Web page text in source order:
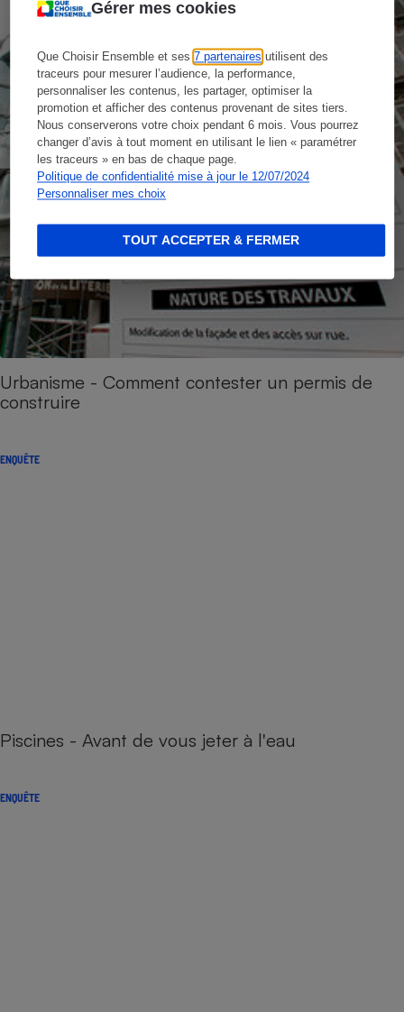
Gérer mes cookies
Que Choisir Ensemble et ses7 partenaires utilisent des
traceurs pour mesurer l’audience, la performance,
personnaliser les contenus, les partager, optimiser la
promotion et afficher des contenus provenant de sites tiers.
Nous conserverons votre choix pendant 6 mois. Vous pourrez
changer d’avis à tout moment en utilisant le lien « paramétrer
les traceurs » en bas de chaque page.
Politique de confidentialité mise à jour le 12/07/2024
Personnaliser mes choix
TOUT ACCEPTER & FERMER
Urbanisme - Comment contester un permis de
construire
ENQUÊTE
Piscines - Avant de vous jeter à l'eau
ENQUÊTE